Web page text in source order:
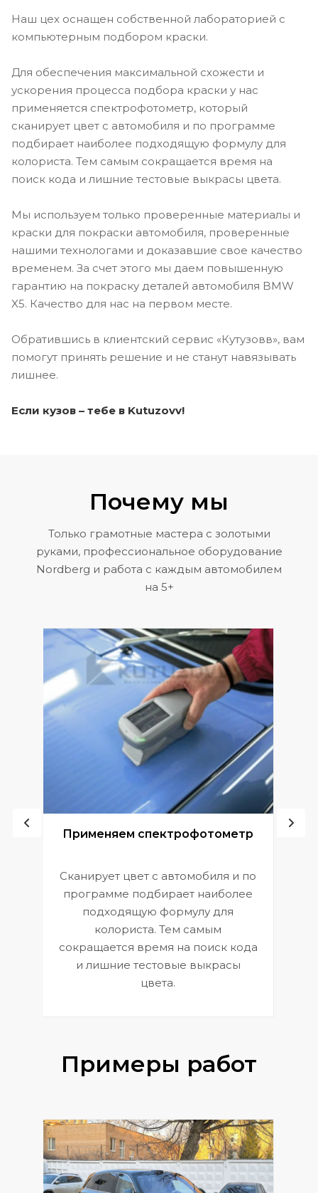
Наш цех оснащен собственной лабораторией с
компьютерным подбором краски.
Для обеспечения максимальной схожести и
ускорения процесса подбора краски у нас
применяется спектрофотометр, который
сканирует цвет с автомобиля и по программе
подбирает наиболее подходящую формулу для
колориста. Тем самым сокращается время на
поиск кода и лишние тестовые выкрасы цвета.
Мы используем только проверенные материалы и
краски для покраски автомобиля, проверенные
нашими технологами и доказавшие свое качество
временем. За счет этого мы даем повышенную
гарантию на покраску деталей автомобиля BMW
X5. Качество для нас на первом месте.
Обратившись в клиентский сервис «Кутузовв», вам
помогут принять решение и не станут навязывать
лишнее.
Если кузов – тебе в Kutuzovv!
Почему мы
Только грамотные мастера с золотыми
руками, профессиональное оборудование
Nordberg и работа с каждым автомобилем
на 5+
Применяем спектрофотометр
Сканирует цвет с автомобиля и по
программе подбирает наиболее
подходящую формулу для
колориста. Тем самым
сокращается время на поиск кода
и лишние тестовые выкрасы
цвета.
Примеры работ